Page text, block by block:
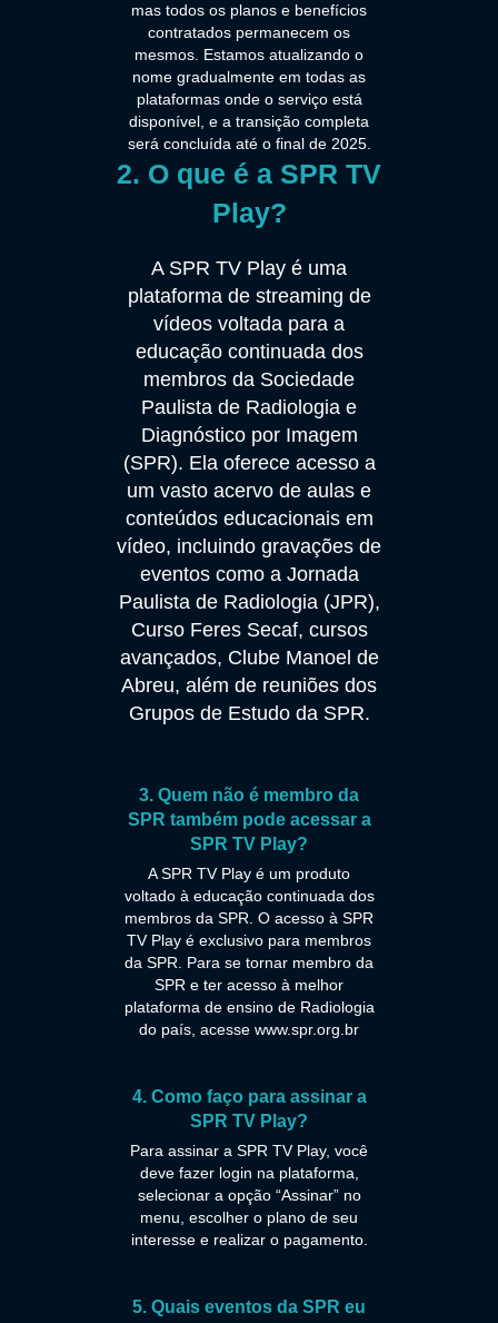
mas todos os planos e benefícios
contratados permanecem os
mesmos. Estamos atualizando o
nome gradualmente em todas as
plataformas onde o serviço está
disponível, e a transição completa
será concluída até o final de 2025.
2. O que é a SPR TV
Play?
A SPR TV Play é uma
plataforma de streaming de
vídeos voltada para a
educação continuada dos
membros da Sociedade
Paulista de Radiologia e
Diagnóstico por Imagem
(SPR). Ela oferece acesso a
um vasto acervo de aulas e
conteúdos educacionais em
vídeo, incluindo gravações de
eventos como a Jornada
Paulista de Radiologia (JPR),
Curso Feres Secaf, cursos
avançados, Clube Manoel de
Abreu, além de reuniões dos
Grupos de Estudo da SPR.
3. Quem não é membro da
SPR também pode acessar a
SPR TV Play?
A SPR TV Play é um produto
voltado à educação continuada dos
membros da SPR. O acesso à SPR
TV Play é exclusivo para membros
da SPR. Para se tornar membro da
SPR e ter acesso à melhor
plataforma de ensino de Radiologia
do país, acesse www.spr.org.br
4. Como faço para assinar a
SPR TV Play?
Para assinar a SPR TV Play, você
deve fazer login na plataforma,
selecionar a opção “Assinar” no
menu, escolher o plano de seu
interesse e realizar o pagamento.
5. Quais eventos da SPR eu